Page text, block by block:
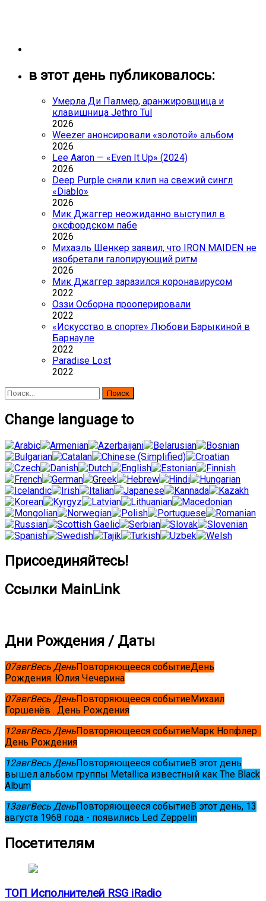
в этот день публиковалось:
Умерла Ди Палмер, аранжировщица и
клавишница Jethro Tul
2026
Weezer анонсировали «золотой» альбом
2026
Lee Aaron — «Even It Up» (2024)
2026
Deep Purple сняли клип на свежий сингл
«Diablo»
2026
Мик Джаггер неожиданно выступил в
оксфордском пабе
2026
Михаэль Шенкер заявил, что IRON MAIDEN не
изобретали галопирующий ритм
2026
Мик Джаггер заразился коронавирусом
2022
Оззи Осборна прооперировали
2022
«Искусство в спорте» Любови Барыкиной в
Барнауле
2022
Paradise Lost
2022
Найти:
Change language to
Присоединяйтесь!
Ссылки MainLink
Дни Рождения / Даты
07авгВесь ДеньПовторяющееся событиеДень
Рождения. Юлия Чечерина
07авгВесь ДеньПовторяющееся событиеМихаил
Горшенёв . День Рождения
12авгВесь ДеньПовторяющееся событиеМарк Нопфлер .
День Рождения
12авгВесь ДеньПовторяющееся событиеВ этот день
вышел альбом группы Metallica известный как The Black
Album
13авгВесь ДеньПовторяющееся событиеВ этот день, 13
августа 1968 года - появились Led Zeppelin
Посетителям
ТОП Исполнителей RSG iRadio